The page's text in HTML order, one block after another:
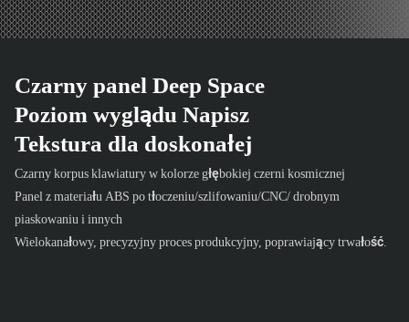
Czarny panel Deep Space
Poziom wyglądu Napisz
Tekstura dla doskonałej
Czarny korpus klawiatury w kolorze głębokiej czerni kosmicznej
Panel z materiału ABS po tłoczeniu/szlifowaniu/CNC/ drobnym
piaskowaniu i innych
Wielokanałowy, precyzyjny proces produkcyjny, poprawiający trwałość.